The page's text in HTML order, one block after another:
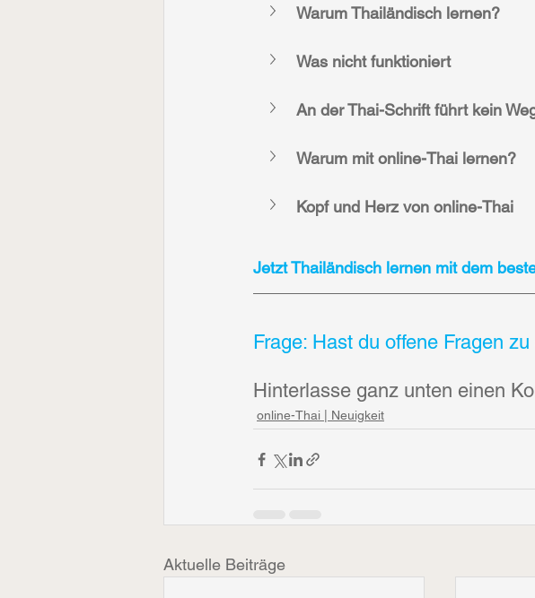
Warum Thailändisch lernen?
Was nicht funktioniert
An der Thai-Schrift führt kein
Warum mit online-Thai lernen?
Kopf und Herz von online-Thai
Jetzt Thailändisch lernen mit dem
Frage: Hast du offene Fragen
Hinterlasse ganz unten einen
online-Thai | Neuigkeit
Aktuelle Beiträge